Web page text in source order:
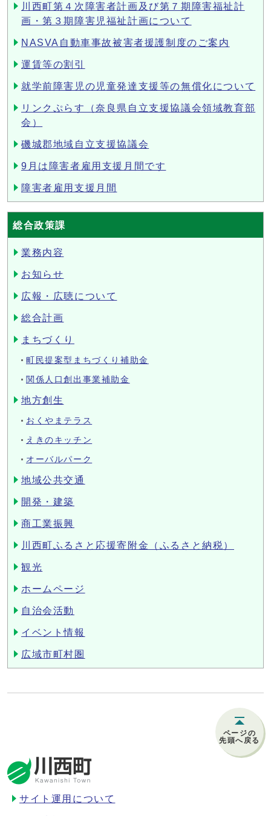
川西町第４次障害者計画及び第７期障害福祉計
画・第３期障害児福祉計画について
NASVA自動車事故被害者援護制度のご案内
運賃等の割引
就学前障害児の児童発達支援等の無償化について
リンクぷらす（奈良県自立支援協議会領域教育部
会）
磯城郡地域自立支援協議会
9月は障害者雇用支援月間です
障害者雇用支援月間
総合政策課
業務内容
お知らせ
広報・広聴について
総合計画
まちづくり
町民提案型まちづくり補助金
関係人口創出事業補助金
地方創生
おくやまテラス
えきのキッチン
オーバルパーク
地域公共交通
開発・建築
商工業振興
川西町ふるさと応援寄附金（ふるさと納税）
観光
ホームページ
自治会活動
イベント情報
広域市町村圏
ページの
先頭へ戻る
サイト運用について